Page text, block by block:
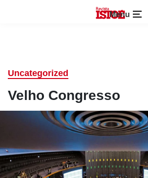
Menu
Uncategorized
Velho Congresso